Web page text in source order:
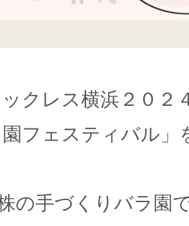
クレス横浜２０２
フェスティバル」
の手づくりバラ園